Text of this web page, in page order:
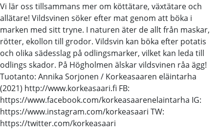
Vi lär oss tillsammans mer om köttätare, växtätare och
allätare! Vildsvinen söker efter mat genom att böka i
marken med sitt tryne. I naturen äter de allt från maskar,
rötter, ekollon till grodor. Vildsvin kan böka efter potatis
och olika sädesslag på odlingsmarker, vilket kan leda till
odlings skador. På Högholmen älskar vildsvinen råa ägg!
Tuotanto: Annika Sorjonen / Korkeasaaren eläintarha
(2021) http://www.korkeasaari.fi FB:
https://www.facebook.com/korkeasaarenelaintarha IG:
https://www.instagram.com/korkeasaari TW:
https://twitter.com/korkeasaari